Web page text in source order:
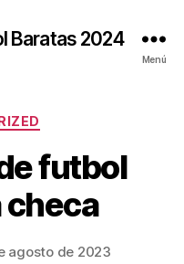
Baratas 2024
Menú
futbol
agosto de 2023